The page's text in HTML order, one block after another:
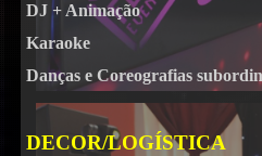
DJ + Animação
Karaoke
Danças e Coreografias
DECOR/LOGÍSTICA